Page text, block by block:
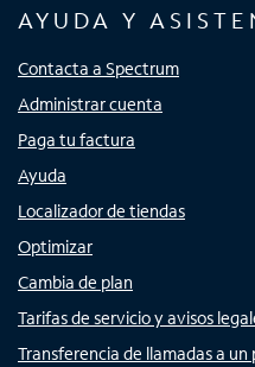
AYUDA Y
Contacta a Spectrum
Administrar cuenta
Paga tu factura
Ayuda
Localizador de tiendas
Optimizar
Cambia de plan
Tarifas de servicio y avisos
Transferencia de llamadas a